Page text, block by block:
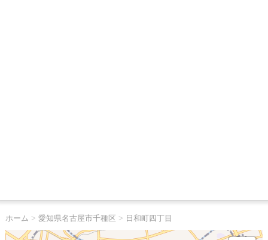
ホーム > 愛知県名古屋市千種区 > 日和町四丁目